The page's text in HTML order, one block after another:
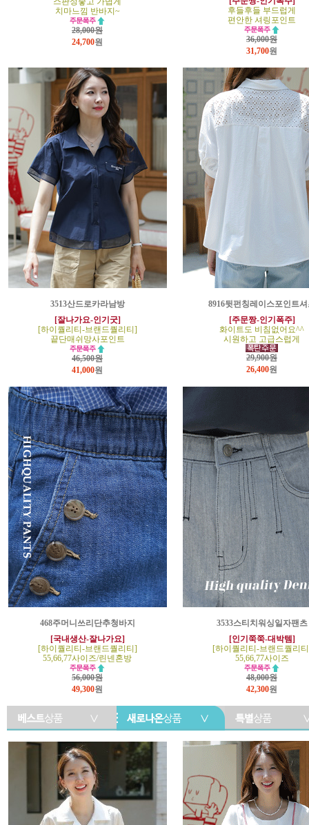
치마느낌 반바지~
28,000원
24,700원
후들후들 부드럽게
편안한 셔링포인트
36,000원
31,700원
3513산드로카라남방
[잘나가요-인기굿]
[하이퀄리티-브랜드퀄리티]
끝단매쉬망사포인트
46,500원
41,000원
8916뒷펀칭레이스포인트셔
[주문짱-인기폭주]
화이트도 비침없어요^^
시원하고 고급스럽게
29,900원
26,400원
468주머니쓰리단추청바지
[국내생산-잘나가요]
[하이퀄리티-브랜드퀄리티]
55,66,77사이즈/린넨혼방
56,000원
49,300원
3533스티치워싱일자팬츠
[인기쭉쭉-대박템]
[하이퀄리티-브랜드퀄리
55,66,77사이즈
48,000원
42,300원